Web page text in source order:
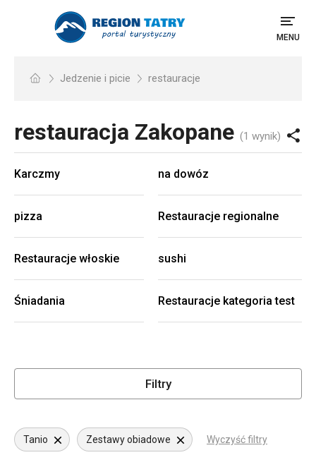
MENU
Jedzenie i picie restauracje
restauracja Zakopane (1 wynik)
Karczmy na dowóz
pizza Restauracje regionalne
Restauracje włoskie sushi
Śniadania Restauracje kategoria test
Filtry
Tanio Zestawy obiadowe Wyczyść filtry